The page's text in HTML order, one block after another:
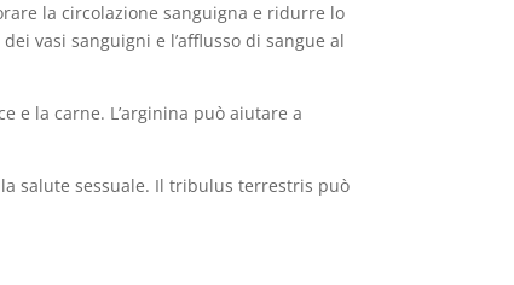
la circolazione sanguigna e ridurre lo
vasi sanguigni e l’afflusso di sangue al
e la carne. L’arginina può aiutare a
salute sessuale. Il tribulus terrestris può